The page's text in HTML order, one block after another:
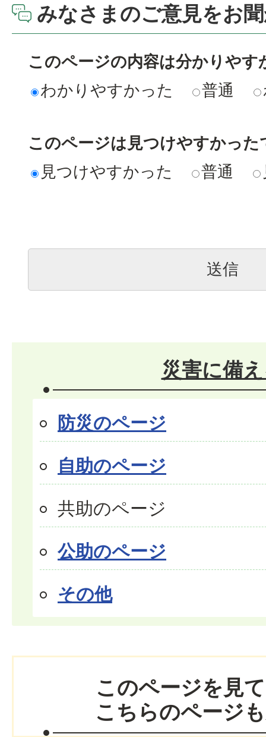
みなさまのご意見をお
このページの内容は分かりやす
わかりやすかった
普通
このページは見つけやすかった
見つけやすかった
普通
災害に備
防災のページ
自助のページ
共助のページ
公助のページ
その他
このページを見
こちらのページ